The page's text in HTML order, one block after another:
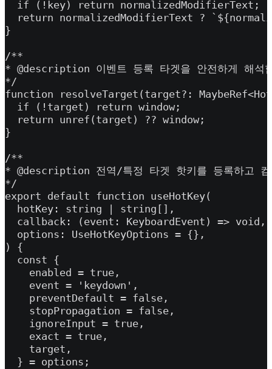
  if (!key) return normalizedModifierText;
return normalizedModifierText ?
}
/**
* @description 이벤트 등록 타겟을 안전하게 해석
*/
function resolveTarget(target?:
  if (!target) return window;
  return unref(target) ?? window;
}
/**
* @description 전역/특정 타겟 핫키를 등록하고 컴
*/
export default function useHotKey(
  hotKey: string | string[],
  callback: (event: KeyboardEvent) => void,
  options: UseHotKeyOptions = {},
) {
  const {
    enabled = true,
    event = 'keydown',
    preventDefault = false,
    stopPropagation = false,
    ignoreInput = true,
    exact = true,
    target,
  } = options;